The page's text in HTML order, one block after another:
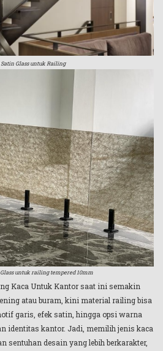
Satin Glass untuk Railing
untuk railing tempered 10mm
Kaca Untuk Kantor saat ini semakin
atau buram, kini material railing bisa
garis, efek satin, hingga opsi warna
identitas kantor. Jadi, memilih jenis kaca
sentuhan desain yang lebih berkarakter,